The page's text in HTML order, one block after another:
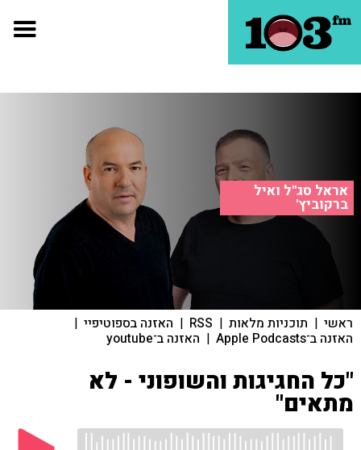
אראל סג"ל ואיל
ברקוביץ'
ראשי | תוכניות מלאות |
RSS
| האזנה בספוטיפיי |
האזנה ב־Apple Podcasts | האזנה ב־youtube
"כל החגיגות והשופוני - לא
מתאים"